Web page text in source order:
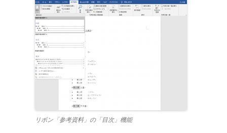
リボン「参考資料」の「目次」機能